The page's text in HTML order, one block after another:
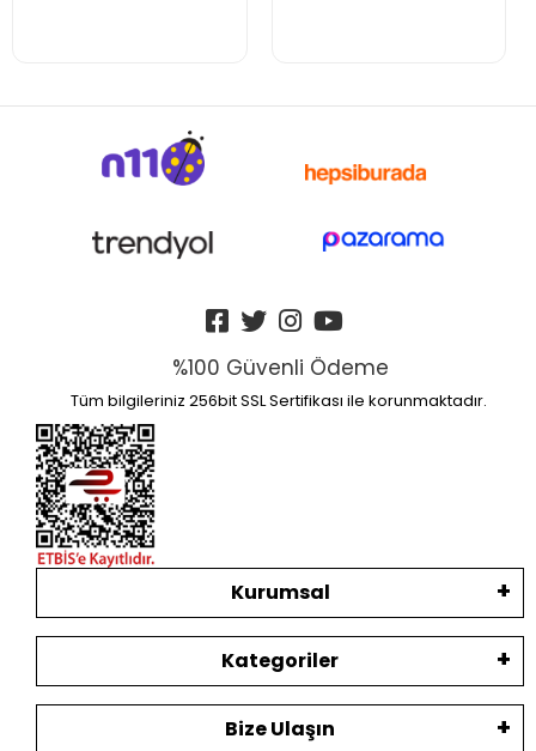
%100 Güvenli Ödeme
Tüm bilgileriniz 256bit SSL Sertifikası ile korunmaktadır.
Kurumsal
Kategoriler
Bize Ulaşın